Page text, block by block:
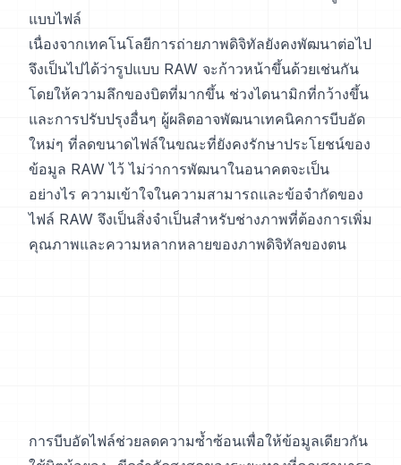
แบบไฟล์
เนื่องจากเทคโนโลยีการถ่ายภาพดิจิทัลยังคงพัฒนาต่อไป
จึงเป็นไปได้ว่ารูปแบบ RAW จะก้าวหน้าขึ้นด้วยเช่นกัน
โดยให้ความลึกของบิตที่มากขึ้น ช่วงไดนามิกที่กว้างขึ้น
และการปรับปรุงอื่นๆ ผู้ผลิตอาจพัฒนาเทคนิคการบีบอัด
ใหม่ๆ ที่ลดขนาดไฟล์ในขณะที่ยังคงรักษาประโยชน์ของ
ข้อมูล RAW ไว้ ไม่ว่าการพัฒนาในอนาคตจะเป็น
อย่างไร ความเข้าใจในความสามารถและข้อจำกัดของ
ไฟล์ RAW จึงเป็นสิ่งจำเป็นสำหรับช่างภาพที่ต้องการเพิ่ม
คุณภาพและความหลากหลายของภาพดิจิทัลของตน
การบีบอัดไฟล์ช่วยลดความซ้ำซ้อนเพื่อให้ข้อมูลเดียวกัน